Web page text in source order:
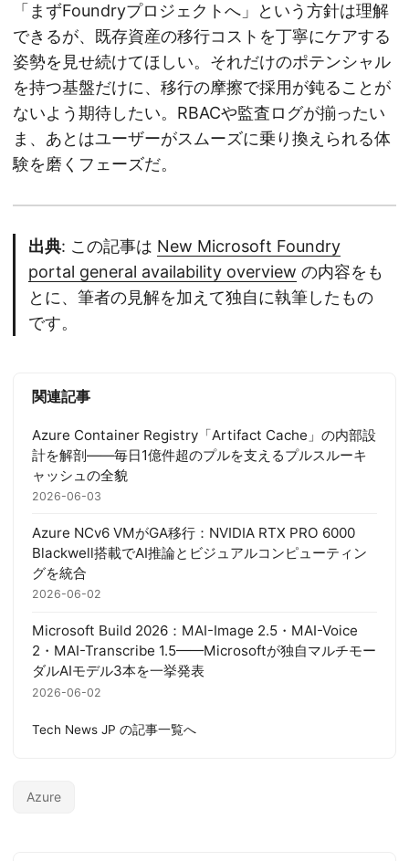
「まずFoundryプロジェクトへ」という方針は理解
できるが、既存資産の移行コストを丁寧にケアする
姿勢を見せ続けてほしい。それだけのポテンシャル
を持つ基盤だけに、移行の摩擦で採用が鈍ることが
ないよう期待したい。RBACや監査ログが揃ったい
ま、あとはユーザーがスムーズに乗り換えられる体
験を磨くフェーズだ。
出典: この記事は New Microsoft Foundry
portal general availability overview の内容をも
とに、筆者の見解を加えて独自に執筆したもの
です。
関連記事
Azure Container Registry「Artifact Cache」の内部設
計を解剖——毎日1億件超のプルを支えるプルスルーキ
ャッシュの全貌
2026-06-03
Azure NCv6 VMがGA移行：NVIDIA RTX PRO 6000
Blackwell搭載でAI推論とビジュアルコンピューティン
グを統合
2026-06-02
Microsoft Build 2026：MAI-Image 2.5・MAI-Voice
2・MAI-Transcribe 1.5——Microsoftが独自マルチモー
ダルAIモデル3本を一挙発表
2026-06-02
Tech News JP の記事一覧へ
Azure